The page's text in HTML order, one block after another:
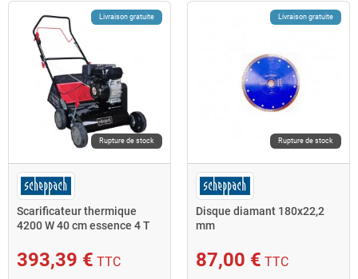
Livraison gratuite
Rupture de stock
Scarificateur thermique
4200 W 40 cm essence 4 T
Scheppach
393,39 € TTC
Livraison gratuite
Rupture de stock
Disque diamant 180x22,2
mm
87,00 € TTC